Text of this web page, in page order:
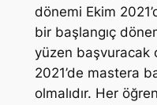
dönemi Ekim
bir başlangıç
yüzen başvuracak
2021’de mastera
olmalıdır. Her